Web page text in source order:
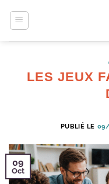
LES JEUX
PUBLIÉ LE
09
Oct